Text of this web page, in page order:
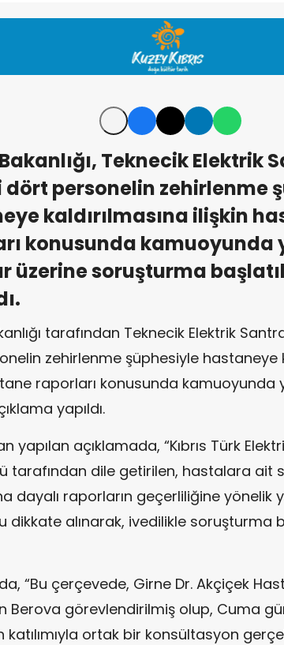
Teknecik Elektrik
personelin zehirlenme
kaldırılmasına ilişkin
konusunda kamuoyunda
üzerine soruşturma
tarafından Teknecik Elektrik
zehirlenme şüphesiyle hastaneye
raporları konusunda kamuoyunda
yapıldı.
yapılan açıklamada, “Kıbrıs Türk
tarafından dile getirilen, hastalara ait
dayalı raporların geçerliliğine yönelik
dikkate alınarak, ivedilikle soruşturma
“Bu çerçevede, Girne Dr. Akçiçek
Berova görevlendirilmiş olup, Cuma
katılımıyla ortak bir konsültasyon